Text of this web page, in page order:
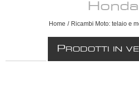
Honda
Home / Ricambi Moto: telaio e
PRODOTTI IN